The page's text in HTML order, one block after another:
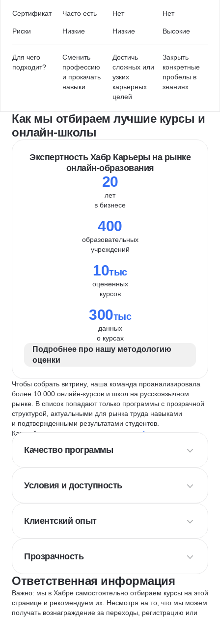
Сертификат Часто есть Нет Нет
Риски Низкие Низкие Высокие
Для чего
подходит?
Сменить
профессию
и прокачать
навыки
Достичь
сложных или
узких
карьерных
целей
Закрыть
конкретные
пробелы в
знаниях
Как мы отбираем лучшие курсы и
онлайн-школы
Экспертность Хабр Карьеры на рынке
онлайн-образования
20
лет
в бизнесе
400
образовательных
учреждений
10тыс
оцененных
курсов
300тыс
данных
о курсах
Подробнее про нашу методологию
оценки
Чтобы собрать витрину, наша команда проанализировала
более 10 000 онлайн-курсов и школ на русскоязычном
рынке. В список попадают только программы с прозрачной
структурой, актуальными для рынка труда навыками
и подтвержденными результатами студентов.
Каждый курс и школу мы оцениваем по
4 критериям
Качество программы
Условия и доступность
Клиентский опыт
Прозрачность
Ответственная информация
Важно: мы в Хабре самостоятельно отбираем курсы на этой
странице и рекомендуем их. Несмотря на то, что мы можем
получать вознаграждение за переходы, регистрацию или